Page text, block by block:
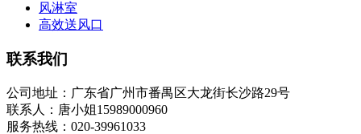
风淋室
高效送风口
联系我们
公司地址：广东省广州市番禺区大龙街长沙路29号
联系人：唐小姐15989000960
服务热线：020-39961033